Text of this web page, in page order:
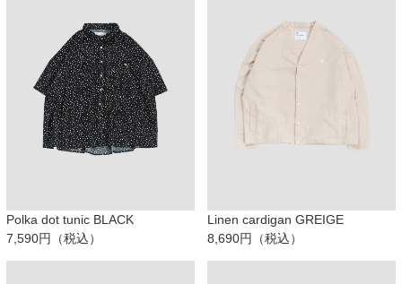
Polka dot tunic BLACK
7,590円（税込）
Linen cardigan GREIGE
8,690円（税込）